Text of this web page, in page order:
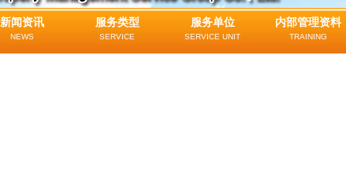
新闻资讯
NEWS
服务类型
SERVICE
服务单位
SERVICE UNIT
内部管理资料
TRAINING